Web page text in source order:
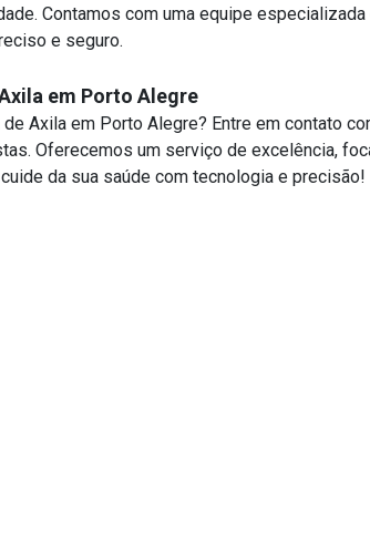
Contamos com uma equipe
e seguro.
em Porto Alegre
Axila em Porto Alegre? Entre em contato
Oferecemos um serviço de excelência,
da sua saúde com tecnologia e precisão!